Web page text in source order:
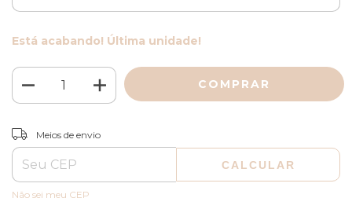
Está acabando! Última unidade!
Entregas para o CEP:
Meios de envio
CALCULAR
Não sei meu CEP